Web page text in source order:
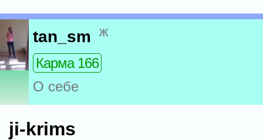
tan_sm ж
Карма 166
О себе
ji-krims